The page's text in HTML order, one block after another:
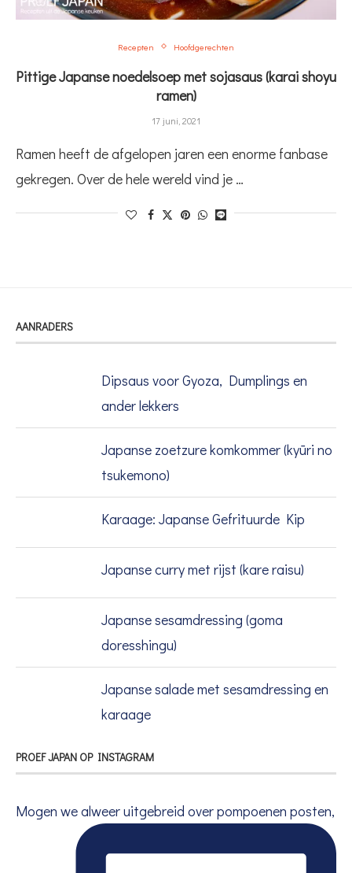
Recepten Hoofdgerechten
Pittige Japanse noedelsoep met sojasaus (karai shoyu
ramen)
17 juni, 2021
Ramen heeft de afgelopen jaren een enorme fanbase
gekregen. Over de hele wereld vind je …
AANRADERS
Dipsaus voor Gyoza, Dumplings en
ander lekkers
Japanse zoetzure komkommer (kyūri no
tsukemono)
Karaage: Japanse Gefrituurde Kip
Japanse curry met rijst (kare raisu)
Japanse sesamdressing (goma
doresshingu)
Japanse salade met sesamdressing en
karaage
PROEF JAPAN OP INSTAGRAM
Mogen we alweer uitgebreid over pompoenen posten,